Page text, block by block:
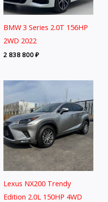
BMW 3 Series 2.0T 156HP
2WD 2022
2 838 800₽
Lexus NX200 Trendy
Edition 2.0L 150HP 4WD